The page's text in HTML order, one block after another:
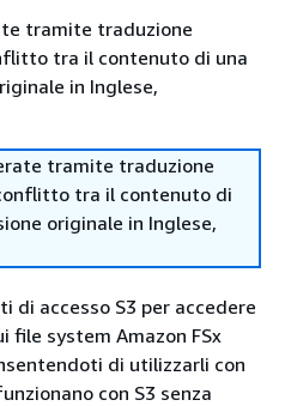
tramite traduzione
tra il contenuto di una
in Inglese,
tramite traduzione
tra il contenuto di
originale in Inglese,
di accesso S3 per accedere
file system Amazon FSx
di utilizzarli con
con S3 senza